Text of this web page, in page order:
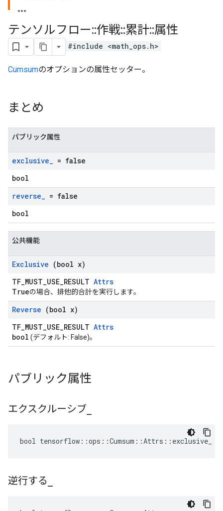
テンソルフロー::作戦::累計::属性
#include <math_ops.h>
Cumsumのオプションの属性セッター。
まとめ
パブリック属性
exclusive_ = false
bool
reverse_ = false
bool
公共機能
Exclusive (bool x)
TF_MUST_USE_RESULT Attrs
Trueの場合、排他的合計を実行します。
Reverse (bool x)
TF_MUST_USE_RESULT Attrs
bool (デフォルト: False)。
パブリック属性
エクスクルーシブ
bool tensorflow::ops::Cumsum::Attrs::exclusive_
逆行する